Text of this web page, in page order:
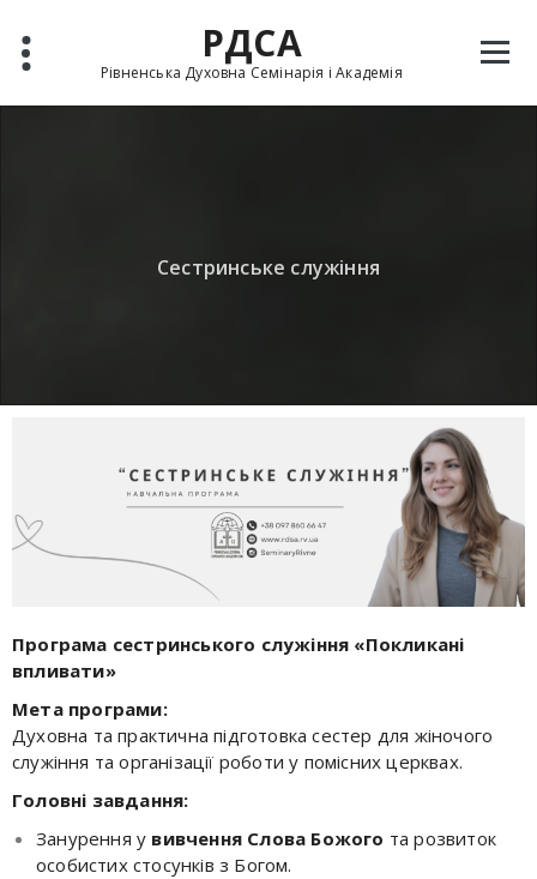
РДСА
Рівненська Духовна Семінарія і Академія
Сестринське служіння
Програма сестринського служіння «Покликані
впливати»
Мета програми:
Духовна та практична підготовка сестер для жіночого
служіння та організації роботи у помісних церквах.
Головні завдання:
Занурення у вивчення Слова Божого та розвиток
особистих стосунків з Богом.